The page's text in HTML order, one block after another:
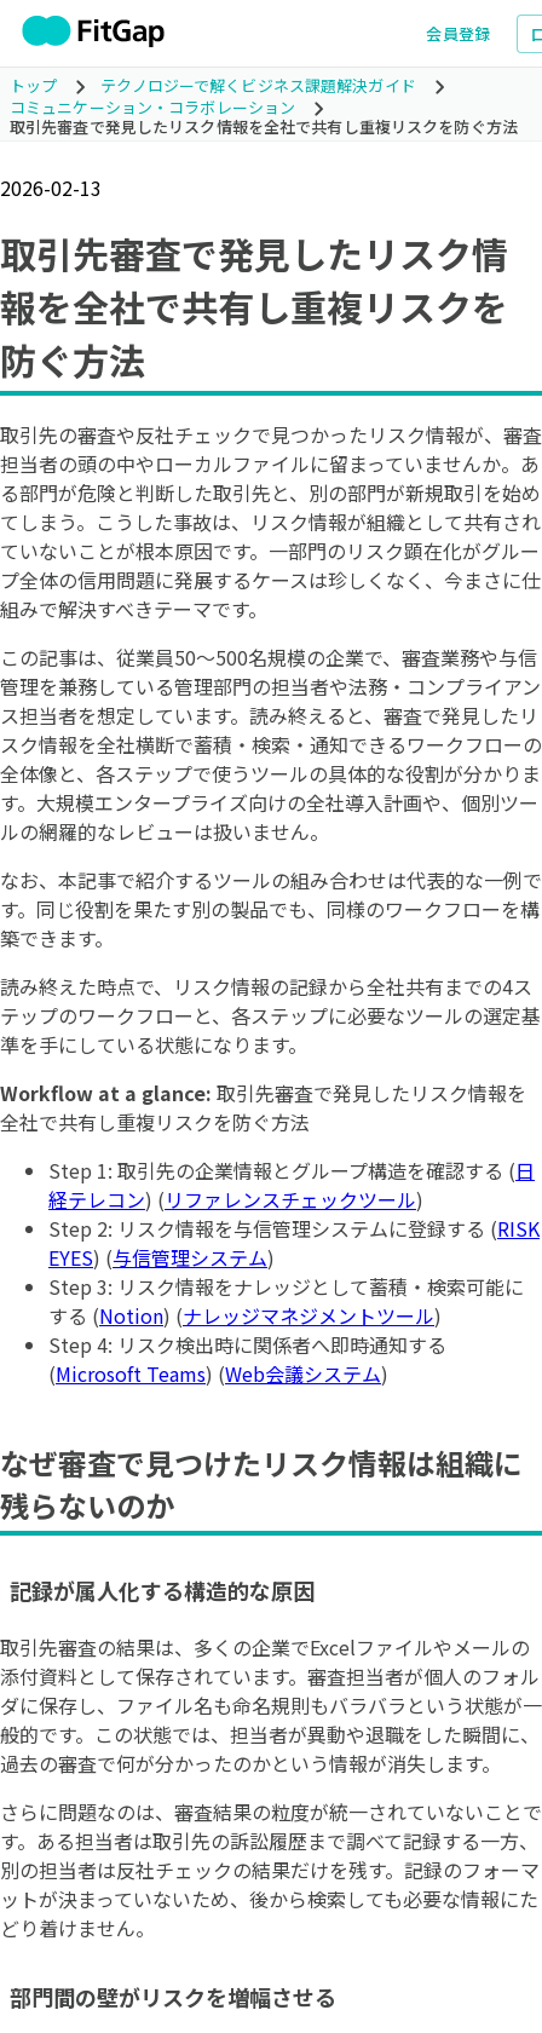
会員登録
トップ
テクノロジーで解くビジネス課題解決ガイド
コミュニケーション・コラボレーション
取引先審査で発見したリスク情報を全社で共有し重複リスクを防ぐ方法
2026-02-13
取引先審査で発見したリスク情
報を全社で共有し重複リスクを
防ぐ方法
取引先の審査や反社チェックで見つかったリスク情報が、審査
担当者の頭の中やローカルファイルに留まっていませんか。あ
る部門が危険と判断した取引先と、別の部門が新規取引を始め
てしまう。こうした事故は、リスク情報が組織として共有され
ていないことが根本原因です。一部門のリスク顕在化がグルー
プ全体の信用問題に発展するケースは珍しくなく、今まさに仕
組みで解決すべきテーマです。
この記事は、従業員50〜500名規模の企業で、審査業務や与信
管理を兼務している管理部門の担当者や法務・コンプライアン
ス担当者を想定しています。読み終えると、審査で発見したリ
スク情報を全社横断で蓄積・検索・通知できるワークフローの
全体像と、各ステップで使うツールの具体的な役割が分かりま
す。大規模エンタープライズ向けの全社導入計画や、個別ツー
ルの網羅的なレビューは扱いません。
なお、本記事で紹介するツールの組み合わせは代表的な一例で
す。同じ役割を果たす別の製品でも、同様のワークフローを構
築できます。
読み終えた時点で、リスク情報の記録から全社共有までの4ス
テップのワークフローと、各ステップに必要なツールの選定基
準を手にしている状態になります。
Workflow at a glance: 取引先審査で発見したリスク情報を
全社で共有し重複リスクを防ぐ方法
Step 1: 取引先の企業情報とグループ構造を確認する (日
経テレコン) (リファレンスチェックツール)
Step 2: リスク情報を与信管理システムに登録する (RISK
EYES) (与信管理システム)
Step 3: リスク情報をナレッジとして蓄積・検索可能に
する (Notion) (ナレッジマネジメントツール)
Step 4: リスク検出時に関係者へ即時通知する
(Microsoft Teams) (Web会議システム)
なぜ審査で見つけたリスク情報は組織に
残らないのか
記録が属人化する構造的な原因
取引先審査の結果は、多くの企業でExcelファイルやメールの
添付資料として保存されています。審査担当者が個人のフォル
ダに保存し、ファイル名も命名規則もバラバラという状態が一
般的です。この状態では、担当者が異動や退職をした瞬間に、
過去の審査で何が分かったのかという情報が消失します。
さらに問題なのは、審査結果の粒度が統一されていないことで
す。ある担当者は取引先の訴訟履歴まで調べて記録する一方、
別の担当者は反社チェックの結果だけを残す。記録のフォーマ
ットが決まっていないため、後から検索しても必要な情報にた
どり着けません。
部門間の壁がリスクを増幅させる